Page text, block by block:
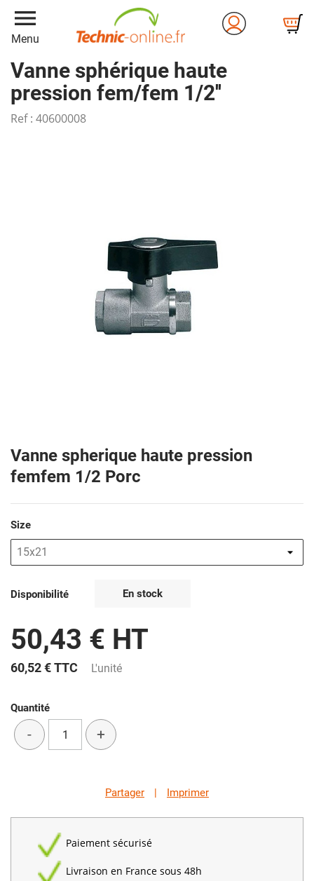
menu
Menu
Vanne sphérique haute
pression fem/fem 1/2''
Ref : 40600008
Vanne spherique haute pression
femfem 1/2 Porc
Size
Disponibilité En stock
50,43 € HT
60,52 €TTC L'unité
Quantité
- +
Partager | Imprimer
Paiement sécurisé
Livraison en France sous 48h